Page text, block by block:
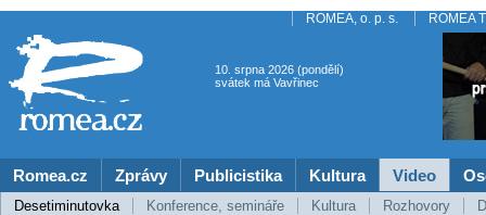
ROMEA, o. p. s. ROMEA
10. srpna 2026 (pondělí)
svátek má Vavřinec
Romea.cz Zprávy Publicistika Kultura Video
Desetiminutovka Konference, semináře Kultura Rozhovory